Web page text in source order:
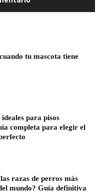
tu mascota tiene
para pisos
completa para elegir el
razas de perros más
mundo? Guía definitiva